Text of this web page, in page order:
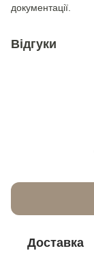
документації.
Відгуки
Доставка